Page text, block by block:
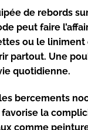
de rebords
peut faire
ou le
partout. Une
quotidienne.
bercements
la
comme